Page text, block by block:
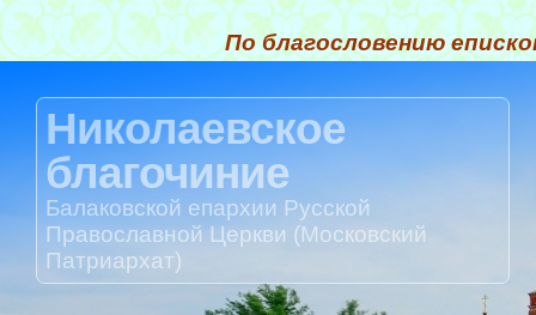
По благословению
Николаевское
благочиние
Балаковской епархии Русской
Православной Церкви (Московский
Патриархат)